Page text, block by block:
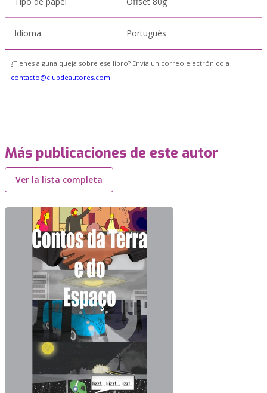
Idioma Portugués
¿Tienes alguna queja sobre ese libro? Envía un correo electrónico a
contacto@clubdeautores.com
Más publicaciones de este autor
Ver la lista completa